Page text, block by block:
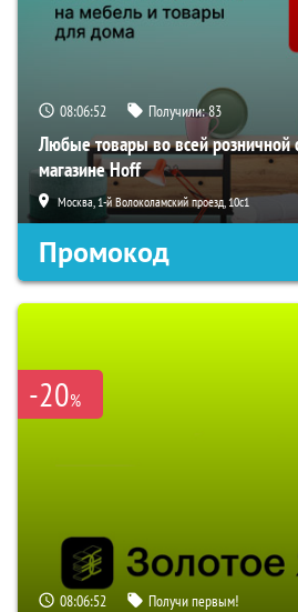
08:06:51 Получили:83
Любые товары во всей розничной
магазине Hoff
Москва, 1-й Волоколамский проезд, 10с1
Промокод
-20%
08:06:51 Получи первым!